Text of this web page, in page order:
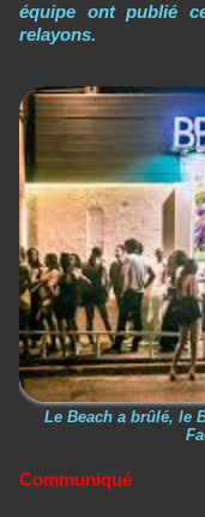
équipe ont publié
relayons.
Le Beach a brûlé, le
Communiqué